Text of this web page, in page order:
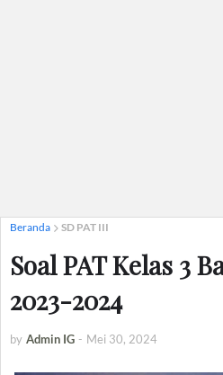
Beranda SD PAT III
Soal PAT Kelas 3
2023-2024
by Admin IG - Mei 30, 2024